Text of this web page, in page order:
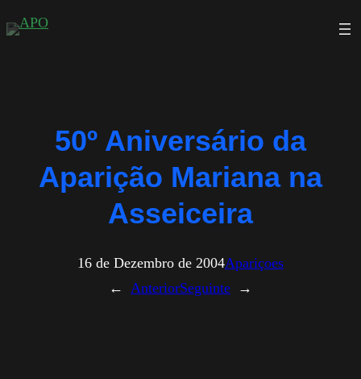
Saltar
50º Aniversário da
Aparição Mariana na
Asseiceira
16 de Dezembro de 2004Apariçoes
← AnteriorSeguinte →